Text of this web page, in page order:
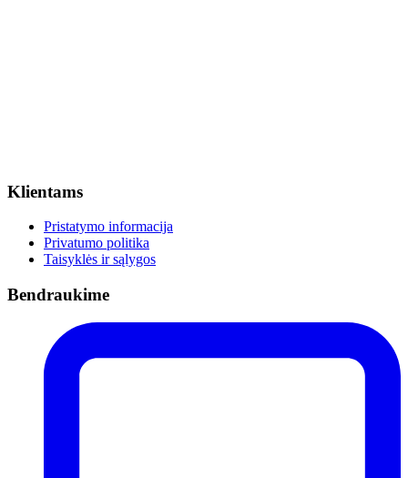
Klientams
Pristatymo informacija
Privatumo politika
Taisyklės ir sąlygos
Bendraukime